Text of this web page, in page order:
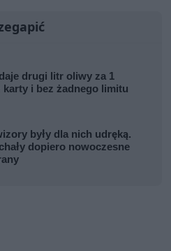
drugi litr oliwy za 1
karty i bez żadnego limitu
były dla nich udręką.
dopiero nowoczesne